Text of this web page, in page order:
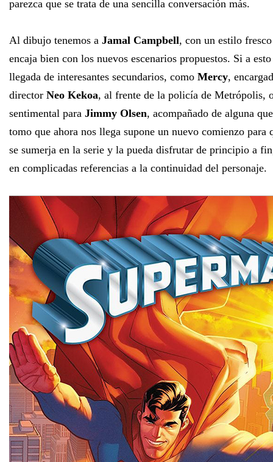
parezca que se trata de una sencilla conversación más.
Al dibujo tenemos a Jamal Campbell, con un estilo
encaja bien con los nuevos escenarios propuestos. Si a
llegada de interesantes secundarios, como Mercy,
director Neo Kekoa, al frente de la policía de Metrópolis,
sentimental para Jimmy Olsen, acompañado de alguna
tomo que ahora nos llega supone un nuevo comienzo para
se sumerja en la serie y la pueda disfrutar de principio a
en complicadas referencias a la continuidad del personaje.